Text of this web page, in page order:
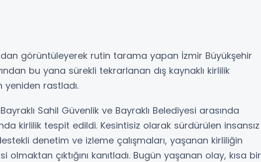
görüntüleyerek rutin tarama yapan İzmir Büyükşehir
bu yana sürekli tekrarlanan dış kaynaklı kirlilik
rastladı.
Sahil Güvenlik ve Bayraklı Belediyesi arasında
kirlilik tespit edildi. Kesintisiz olarak sürdürülen insansız
denetim ve izleme çalışmaları, yaşanan kirliliğin
çıktığını kanıtladı. Bugün yaşanan olay, kısa bir